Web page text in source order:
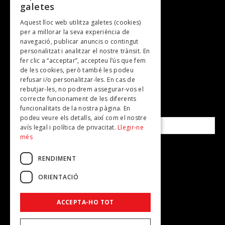
Gastronomia
TV
Plans per fer
Revistes
SUBSCRIU-TE A LA NOSTRA NEWSLETTER!
Correu electrònic*
Accepto lapolítica de privacitat
galetes
Aquest lloc web utilitza galetes (cookies)
per a millorar la seva experiència de
navegació, publicar anuncis o contingut
personalitzat i analitzar el nostre trànsit. En
fer clic a “acceptar”, accepteu l’ús que fem
de les cookies, però també les podeu
refusar i/o personalitzar-les. En cas de
rebutjar-les, no podrem assegurar-vos el
correcte funcionament de les diferents
funcionalitats de la nostra pàgina. En
podeu veure els detalls, així com el nostre
avís legal i política de privacitat. Llegir-ne
més
RENDIMENT
ORIENTACIÓ
ACCEPTA-HO TOT